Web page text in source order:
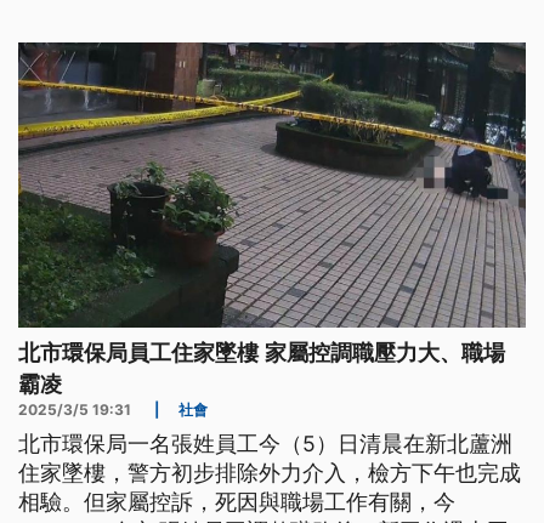
北市環保局員工住家墜樓 家屬控調職壓力大、職場
霸凌
2025/3/5 19:31 社會
北市環保局一名張姓員工今（5）日清晨在新北蘆洲
住家墜樓，警方初步排除外力介入，檢方下午也完成
相驗。但家屬控訴，死因與職場工作有關，今